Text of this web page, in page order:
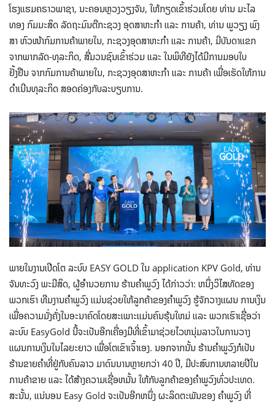
ໂຮງແຮມຄຣາວພາຊາ, ນະຄອນຫຼວງວຽງຈັນ, ໃຫ້ກຽດເຂົ້າຮ່ວມໂດຍ ທ່ານ ມະໄລ
ທອງ ກົມມະສິດ ລັດຖະມົນຕີກະຊວງ ອຸດສາຫະກໍາ ແລະ ການຄ້າ, ທ່ານ ພູວຽງ ພົງ
ສາ ຫົວໜ້າກົມການຄ້າພາຍໃນ, ກະຊວງອຸດສາຫະກໍາ ແລະ ການຄ້າ, ມີບັນດາແຂກ
ຈາກພາກລັດ-ທຸລະກິດ, ສື່ມວນຊົນເຂົ້າຮ່ວມ ແລະ ໃນພິທີຍັງໄດ້ມີການມອບໃບ
ຢັ້ງຢືນ ຈາກກົມການຄ້າພາຍໃນ, ກະຊວງອຸດສາຫະກໍາ ແລະ ການຄ້າ ເພື່ອເຮັດໃຫ້ການ
ດໍາເນີນທຸລະກິດ ສອດຄ່ອງກັບລະບຽບການ.
ພາຍໃນງານເປີດໂຕ ລະບົບ EASY GOLD ໃນ application KPV Gold, ທ່ານ
ຈັນທະວົງ ພະມີສິດ, ຜູ້ອໍານວຍການ ຮ້ານຄໍາພູວົງ ໄດ້ກ່າວວ່າ: ຫນຶ່ງວິໄສທັດຂອງ
ພວກເຮົາ ທີມງານຄໍາພູວົງ ແມ່ນຊ່ວຍໃຫ້ລູກຄ້າຂອງຄໍາພູວົງ ຮູ້ຈັກວາງແຜນ ການເງິນ
ເພື່ອຄວາມມັ່ງຄັ່ງໃນອະນາຄົດໂດຍສະເພາະແມ່ນຄົນຮຸ້ນໃຫມ່ ແລະ ພວກເຮົາເຊື່ອວ່າ
ລະບົບ EasyGold ນີ້ຈະເປັນອີກເຄື່ອງມີທີ່ເຂົ້າມາຊ່ວຍໄວຫນຸ່ມລາວໃນການວາງ
ແຜນການເງິນໃນໄລຍະຍາວ ເພື່ອໂຕເຂົາເຈົ້າເອງ. ນອກຈາກນັ້ນ ຮ້ານຄໍາພູວົງກໍເປັນ
ຮ້ານຂາຍຄໍາທີ່ຢູ່ກັບຄົນລາວ ມາດົນນານຫຼາຍກວ່າ 40 ປີ, ມີປະສົບການຫລາຍປີໃນ
ການຄ້າຂາຍ ແລະ ໄດ້ສ້າງຄວາມເຊື່ອຫມັ້ນ ໃຫ້ກັບລູກຄ້າຂອງຄໍາພູວົງທົ່ວປະເທດ.
ສະນັ້ນ, ແນ່ນອນ Easy Gold ຈະເປັນອີກຫນຶ່ງ ຜະລິດຕະພັນຂອງ ຄໍາພູວົງ ທີ່